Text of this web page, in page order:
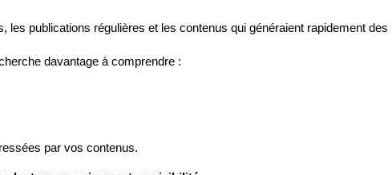
les publications régulières et les contenus qui généraient rapidement des
davantage à comprendre :
par vos contenus.